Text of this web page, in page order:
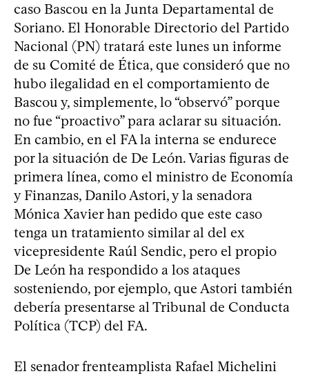
caso Bascou en la Junta Departamental de
Soriano. El Honorable Directorio del Partido
Nacional (PN) tratará este lunes un informe
de su Comité de Ética, que consideró que no
hubo ilegalidad en el comportamiento de
Bascou y, simplemente, lo “observó” porque
no fue “proactivo” para aclarar su situación.
En cambio, en el FA la interna se endurece
por la situación de De León. Varias figuras de
primera línea, como el ministro de Economía
y Finanzas, Danilo Astori, y la senadora
Mónica Xavier han pedido que este caso
tenga un tratamiento similar al del ex
vicepresidente Raúl Sendic, pero el propio
De León ha respondido a los ataques
sosteniendo, por ejemplo, que Astori también
debería presentarse al Tribunal de Conducta
Política (TCP) del FA.
El senador frenteamplista Rafael Michelini